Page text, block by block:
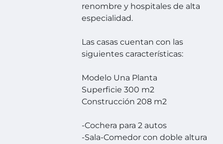
renombre y hospitales de alta
especialidad.
Las casas cuentan con las
siguientes características:
Modelo Una Planta
Superficie 300 m2
Construcción 208 m2
-Cochera para 2 autos
-Sala-Comedor con doble altura